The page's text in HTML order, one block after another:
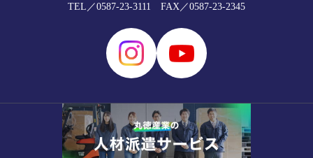
TEL／0587-23-3111 FAX／0587-23-2345